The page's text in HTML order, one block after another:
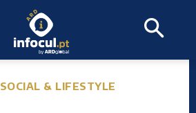
SOCIAL & LIFESTYLE